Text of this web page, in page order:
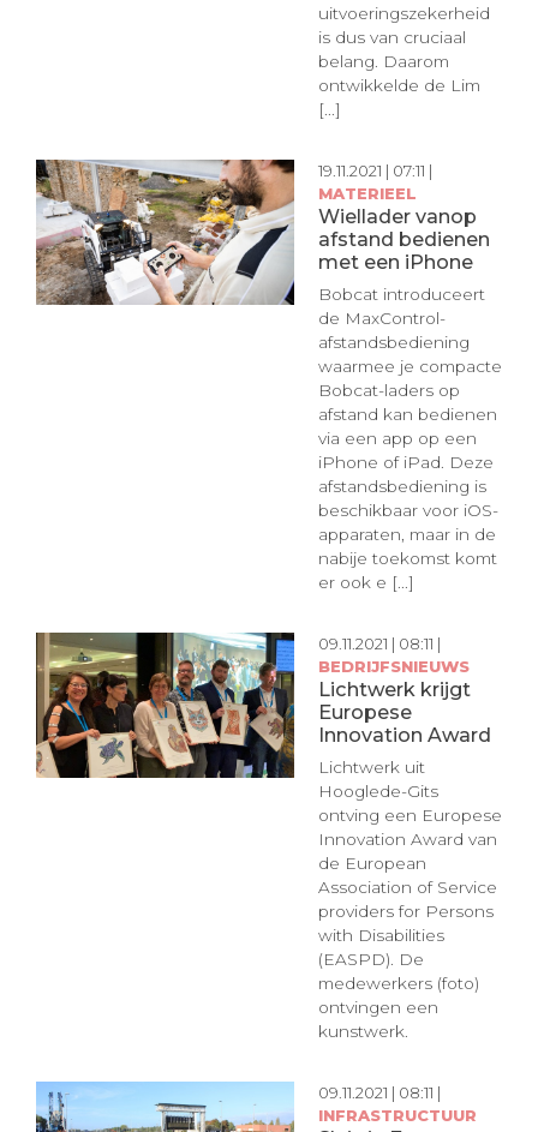
uitvoeringszekerheid
is dus van cruciaal
belang. Daarom
ontwikkelde de Lim
[...]
19.11.2021 | 07:11 |
MATERIEEL
Wiellader vanop
afstand bedienen
met een iPhone
Bobcat introduceert
de MaxControl-
afstandsbediening
waarmee je compacte
Bobcat-laders op
afstand kan bedienen
via een app op een
iPhone of iPad. Deze
afstandsbediening is
beschikbaar voor iOS-
apparaten, maar in de
nabije toekomst komt
er ook e [...]
09.11.2021 | 08:11 |
BEDRIJFSNIEUWS
Lichtwerk krijgt
Europese
Innovation Award
Lichtwerk uit
Hooglede-Gits
ontving een Europese
Innovation Award van
de European
Association of Service
providers for Persons
with Disabilities
(EASPD). De
medewerkers (foto)
ontvingen een
kunstwerk.
09.11.2021 | 08:11 |
INFRASTRUCTUUR